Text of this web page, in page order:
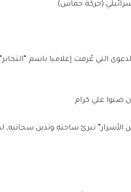
(حركة حماس).
التي عُرفت إعلاميا باسم
ضنوا علي كرام
الأسرار” تبرئ ساحته وتدين سجانيه،